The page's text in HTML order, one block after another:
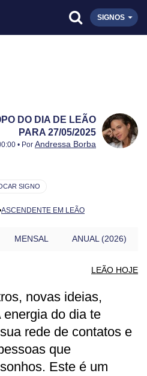
SIGNOS
DO DIA DE LEÃO
PARA 27/05/2025
• Por Andressa Borba
ASCENDENTE EM LEÃO
SIGNO
MENSAL ANUAL (2026)
LEÃO HOJE
PARA OUTRO DIA
novas ideias,
do dia te
rede de contatos e
que
Este é um